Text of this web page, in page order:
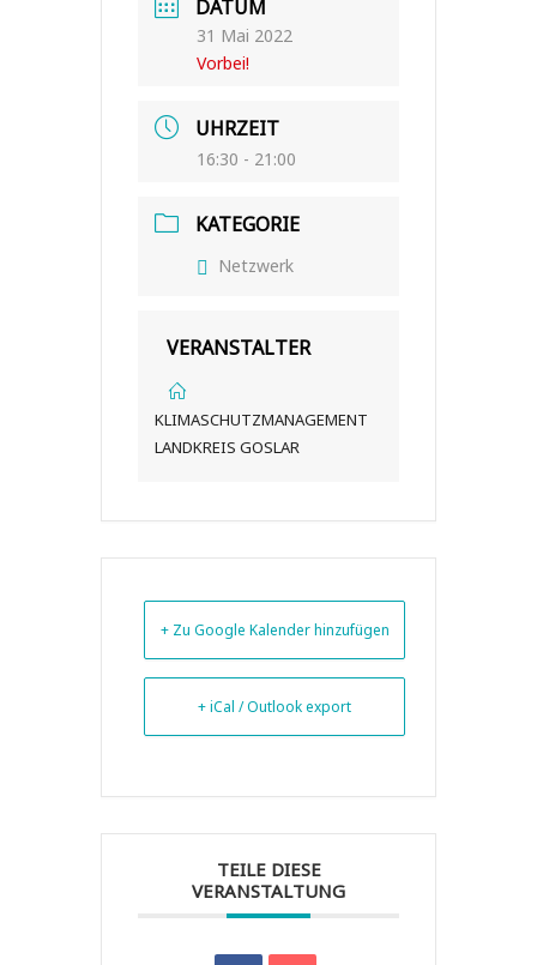
DATUM
31 Mai 2022
Vorbei!
UHRZEIT
16:30 - 21:00
KATEGORIE
Netzwerk
VERANSTALTER
KLIMASCHUTZMANAGEMENT
LANDKREIS GOSLAR
+ Zu Google Kalender hinzufügen
+ iCal / Outlook export
TEILE DIESE
VERANSTALTUNG